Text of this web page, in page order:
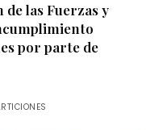
las Fuerzas y
por parte de